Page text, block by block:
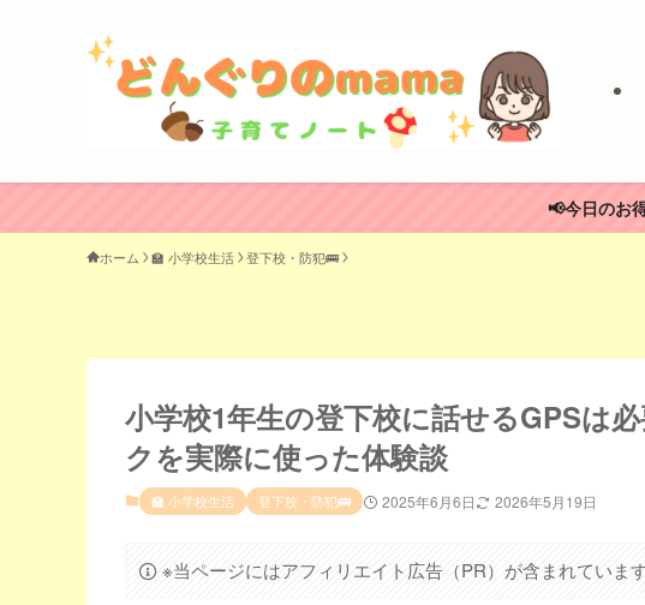
📢今日のお
ホーム 🏫 小学校生活 登下校・防犯🚌
小学校1年生の登下校に話せるGPSは
クを実際に使った体験談
🏫 小学校生活 登下校・防犯🚌 2025年6月6日 2026年5月19日
※当ページにはアフィリエイト広告（PR）が含まれています